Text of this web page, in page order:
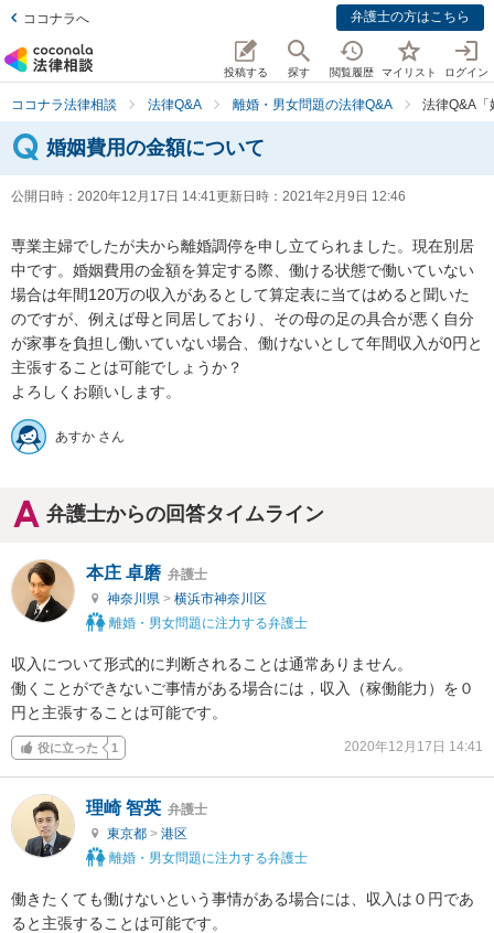
ココナラへ 弁護士の方はこちら
投稿する 探す 閲覧履歴 マイリスト ログイン
ココナラ法律相談 法律Q&A 離婚・男女問題の法律Q&A 法律Q&A「
婚姻費用の金額について
公開日時： 2020年12月17日 14:41更新日時： 2021年2月9日 12:46
専業主婦でしたが夫から離婚調停を申し立てられました。現在別居
中です。婚姻費用の金額を算定する際、働ける状態で働いていない
場合は年間120万の収入があるとして算定表に当てはめると聞いた
のですが、例えば母と同居しており、その母の足の具合が悪く自分
が家事を負担し働いていない場合、働けないとして年間収入が0円と
主張することは可能でしょうか？
よろしくお願いします。
あすか さん
弁護士からの回答タイムライン
本庄 卓磨 弁護士
神奈川県 > 横浜市神奈川区
離婚・男女問題に注力する弁護士
収入について形式的に判断されることは通常ありません。
働くことができないご事情がある場合には，収入（稼働能力）を０
円と主張することは可能です。
役に立った 1 2020年12月17日 14:41
理崎 智英 弁護士
東京都 > 港区
離婚・男女問題に注力する弁護士
働きたくても働けないという事情がある場合には、収入は０円であ
ると主張することは可能です。